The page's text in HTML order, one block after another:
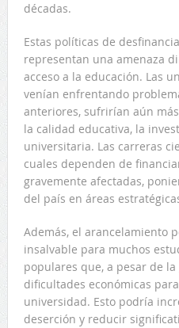
décadas.
Estas políticas de
representan una amenaza
acceso a la educación. Las
venían enfrentando
anteriores, sufrirían aún
la calidad educativa, la
universitaria. Las carreras
cuales dependen de
gravemente afectadas,
del país en áreas
Además, el arancelamiento
insalvable para muchos
populares que, a pesar de
dificultades económicas
universidad. Esto podría
deserción y reducir